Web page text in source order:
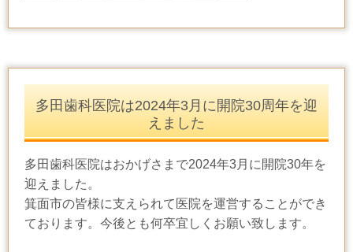
多田歯科医院は2024年3月に開院30周年を迎
えました
多田歯科医院はおかげさまで2024年3月に開院30年を
迎えました。
箕面市の皆様に支えられて医院を運営することができ
ております。今後とも何卒宜しくお願い致します。